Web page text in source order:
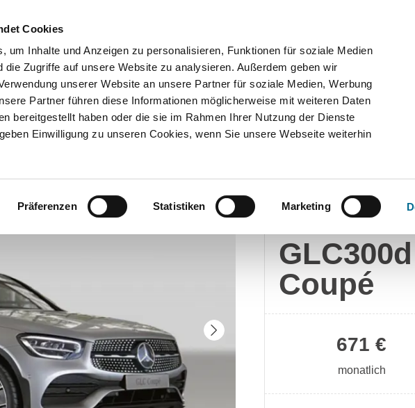
Cookies
um Inhalte und Anzeigen zu personalisieren, Funktionen für soziale Medien
die Zugriffe auf unsere Website zu analysieren. Außerdem geben wir
unserer Website an unsere Partner für soziale Medien, Werbung
Partner führen diese Informationen möglicherweise mit weiteren Daten
bereitgestellt haben oder die sie im Rahmen Ihrer Nutzung der Dienste
Einwilligung zu unseren Cookies, wenn Sie unsere Webseite weiterhin
Präferenzen Statistiken Marketing
Onlineshop
Mercedes-Benz
Coupé
671 €
monatlich